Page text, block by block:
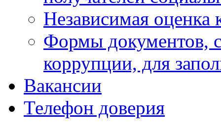
Независимая оценка
Формы документов,
коррупции, для
Вакансии
Телефон доверия